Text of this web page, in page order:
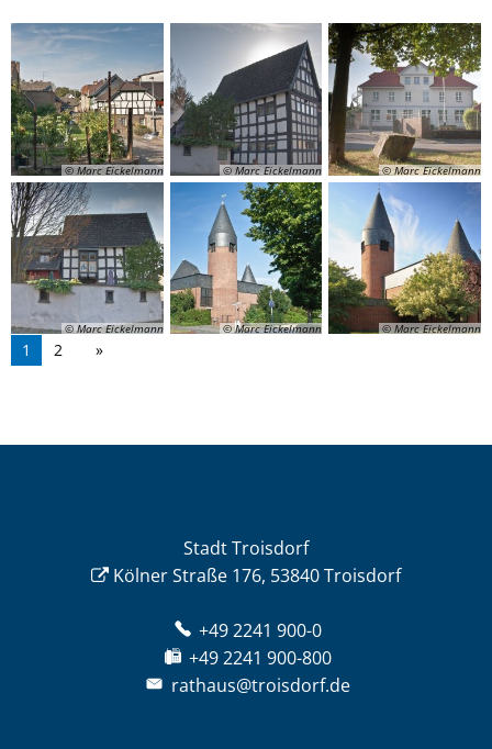
© Marc Eickelmann © Marc Eickelmann © Marc Eickelmann
© Marc Eickelmann © Marc Eickelmann © Marc Eickelmann
1 2
Stadt Troisdorf
Kölner Straße 176, 53840 Troisdorf
+49 2241 900-0
+49 2241 900-800
rathaus@troisdorf.de